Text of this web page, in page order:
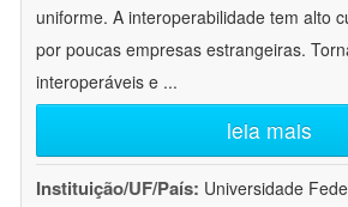
uniforme. A interoperabilidade tem alto
por poucas empresas estrangeiras.
interoperáveis e ...
leia mais
Instituição/UF/País: Universidade